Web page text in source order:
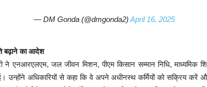
— DM Gonda (@dmgonda2) April 16, 2025
बढ़ाने का आदेश
ने एनआरएलएम, जल जीवन मिशन, पीएम किसान सम्मान निधि, माध्यमिक
उन्होंने अधिकारियों से कहा कि वे अपने अधीनस्थ कर्मियों को सक्रिय करें